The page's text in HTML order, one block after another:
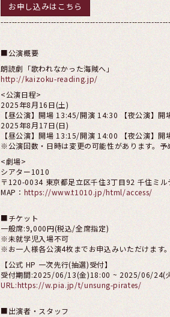
お申し込みはこちら
■公演概要
朗読劇「歌われなかった海賊へ」
http://kaizoku-reading.jp/
<公演日程>
2025年8月16日(土)
【昼公演】開場 13:45/開演 14:30 【夜公演】
2025年8月17日(日)
【昼公演】開場 13:15/開演 14:00 【夜公演】
※公演回数・日時は変更の可能性があります。予
<劇場>
シアター1010
〒120-0034 東京都足立区千住3丁目92 千住ミル
MAP： https://www.t1010.jp/html/access/
■チケット
一般席:9,000円(税込/全席指定)
※未就学児入場不可
※お一人様各公演4枚までお申込みいただけます
【公式 HP 一次先行(抽選)受付】
受付期間:2025/06/13(金)18:00 ~ 2025/06/24(
URL:https://w.pia.jp/t/unsung-pirates/
■出演者・スタッフ